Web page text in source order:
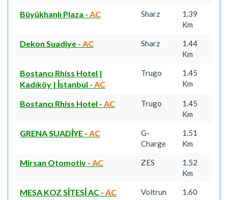
Büyükhanlı Plaza - AC Sharz
1.39
Km
Dekon Suadiye - AC Sharz
1.44
Km
Bostancı Rhiss Hotel |
Kadıköy | İstanbul - AC
Trugo
1.45
Km
Bostancı Rhiss Hotel - AC Trugo
1.45
Km
GRENA SUADİYE - AC
G-
Charge
1.51
Km
Mirsan Otomotiv - AC ZES
1.52
Km
MESA KOZ SİTESİ AC - AC Voltrun
1.60